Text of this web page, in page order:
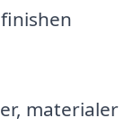
materialer